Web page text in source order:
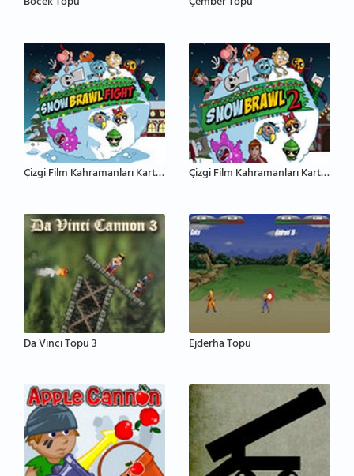
Çizgi Film Kahramanları Kartopu Savaşı Çizgi Film Kahramanları Kartopu Savaşı 2
Da Vinci Topu 3 Ejderha Topu